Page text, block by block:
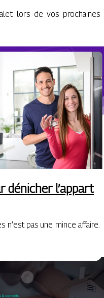
lors de vos prochaines
dénicher l’appart
pas une mince affaire.